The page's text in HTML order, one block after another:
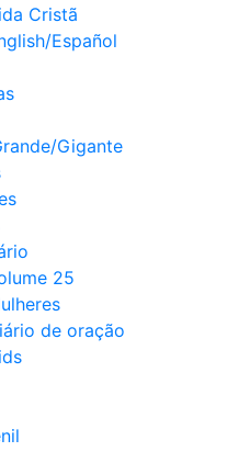
Cristã
Español
Gigante
25
de oração